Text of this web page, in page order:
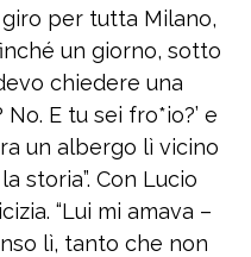
per tutta Milano,
un giorno, sotto
chiedere una
No. E tu sei fro*io?’ e
un albergo lì vicino
storia”. Con Lucio
“Lui mi amava –
lì, tanto che non